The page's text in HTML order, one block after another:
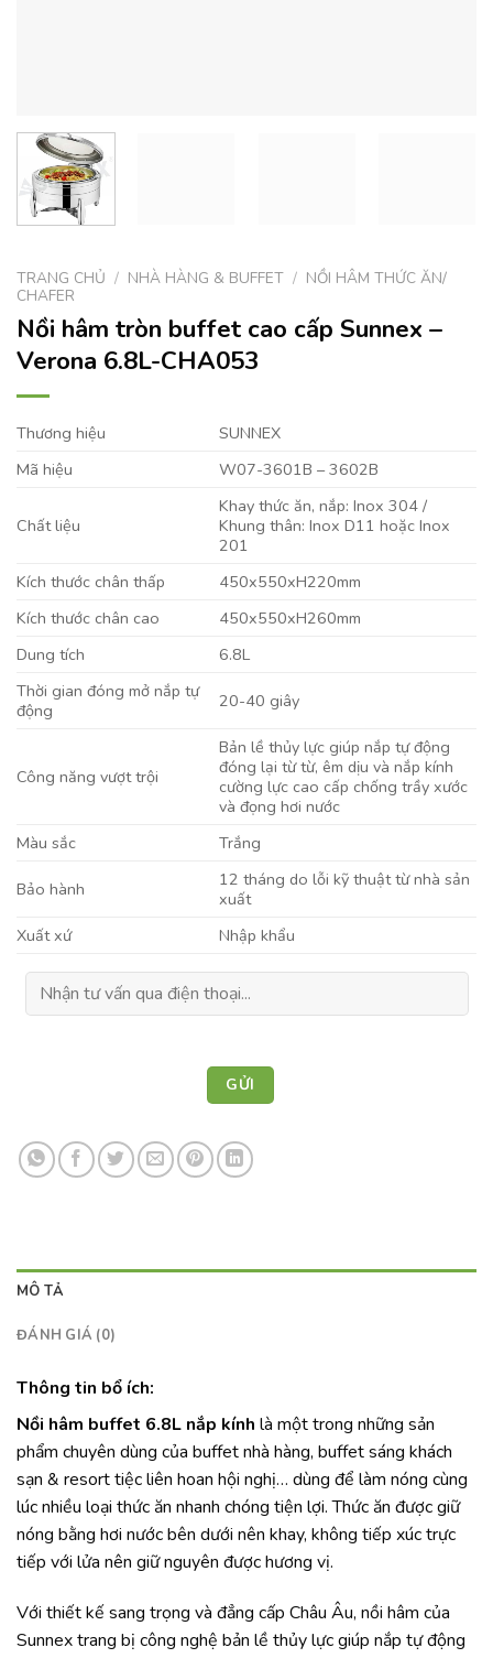
TRANG CHỦ / NHÀ HÀNG & BUFFET / NỒI HÂM THỨC ĂN/
CHAFER
Nồi hâm tròn buffet cao cấp Sunnex –
Verona 6.8L-CHA053
Thương hiệu
SUNNEX
Mã hiệu
W07-3601B – 3602B
Chất liệu
Khay thức ăn, nắp: Inox 304 /
Khung thân: Inox D11 hoặc Inox
201
Kích thước chân thấp
450x550xH220mm
Kích thước chân cao
450x550xH260mm
Dung tích
6.8L
Thời gian đóng mở nắp tự
động
20-40 giây
Công năng vượt trội
Bản lề thủy lực giúp nắp tự động
đóng lại từ từ, êm dịu và nắp kính
cường lực cao cấp chống trầy xước
và đọng hơi nước
Màu sắc
Trắng
Bảo hành
12 tháng do lỗi kỹ thuật từ nhà sản
xuất
Xuất xứ
Nhập khẩu
MÔ TẢ
ĐÁNH GIÁ (0)
Thông tin bổ ích:
Nồi hâm buffet 6.8L nắp kính là một trong những sản
phẩm chuyên dùng của buffet nhà hàng, buffet sáng khách
sạn & resort tiệc liên hoan hội nghị… dùng để làm nóng cùng
lúc nhiều loại thức ăn nhanh chóng tiện lợi. Thức ăn được giữ
nóng bằng hơi nước bên dưới nên khay, không tiếp xúc trực
tiếp với lửa nên giữ nguyên được hương vị.
Với thiết kế sang trọng và đẳng cấp Châu Âu, nồi hâm của
Sunnex trang bị công nghệ bản lề thủy lực giúp nắp tự động